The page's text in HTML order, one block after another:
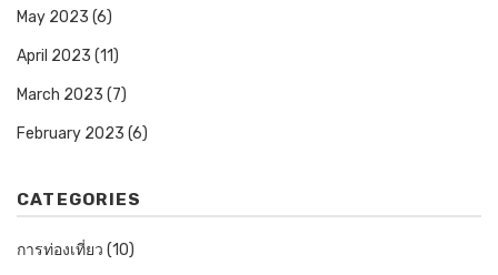
May 2023 (6)
April 2023 (11)
March 2023 (7)
February 2023 (6)
CATEGORIES
การท่องเที่ยว (10)